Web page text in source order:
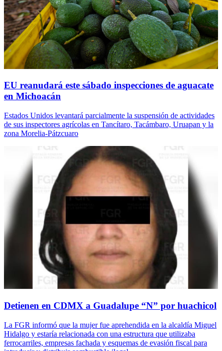
EU reanudará este sábado inspecciones de aguacate
en Michoacán
Estados Unidos levantará parcialmente la suspensión de actividades
de sus inspectores agrícolas en Tancítaro, Tacámbaro, Uruapan y la
zona Morelia-Pátzcuaro
Detienen en CDMX a Guadalupe “N” por huachicol
La FGR informó que la mujer fue aprehendida en la alcaldía Miguel
Hidalgo y estaría relacionada con una estructura que utilizaba
ferrocarriles, empresas fachada y esquemas de evasión fiscal para